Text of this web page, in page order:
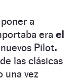
a
era el
Pilot.
las clásicas
una vez